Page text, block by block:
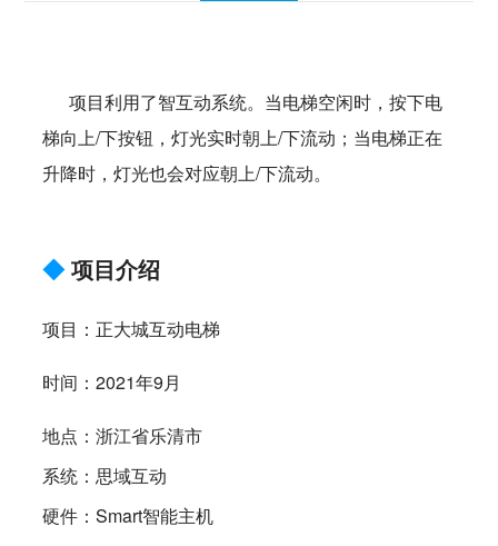
项目利用了智互动系统。当电梯空闲时，按下电
梯向上/下按钮，灯光实时朝上/下流动；当电梯正在
升降时，灯光也会对应朝上/下流动。
◆项目介绍
项目：正大城互动电梯
时间：2021年9月
地点：浙江省乐清市
系统：思域互动
硬件：Smart智能主机